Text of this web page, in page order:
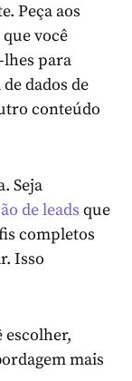
Peça aos
você
lhes para
dados de
conteúdo
Seja
de leads que
completos
Isso
escolher,
mais